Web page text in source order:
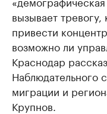
вызывает
привести
возможно ли
Краснодар
Наблюдательного
миграции и
Крупнов.